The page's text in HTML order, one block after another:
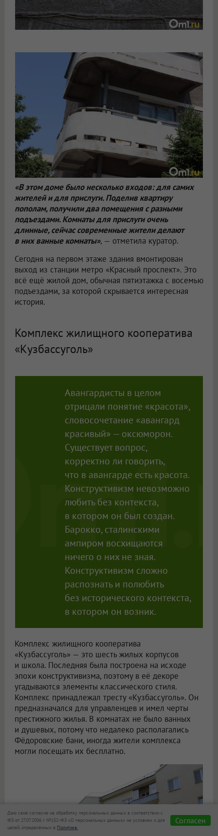
«В этом доме было несколько входов: для самих
жителей и для прислуги. Поделив квартиру
пополам, получили два помещения с разными
подъездами. Комнаты для прислуги очень
длинные, сейчас современные жители делают
в них ванные комнаты», — отметила куратор.
Сегодня на первом этаже здания вмонтирован
выход из станции метро «Красный проспект». Это
всё ещё жилой дом, обычная пятиэтажка с восемью
подъездами, за которой скрывается интересная
история.
Комплекс жилищного кооператива
«Кузбассуголь»
Авангардисты в целом
отрицали понятие «красота»,
словосочетание «авангард
красивый» — оксюморон.
Существует вопрос,
корректно ли говорить,
что в авангарде есть красота.
Конструктивизм невозможно
любить без контекста,
в котором он был создан.
Барокко, сталинскими
ампиром восхищаются
ничего о них не зная.
Конструктивизм сложно
распознать и полюбить
без исторического контекста,
в котором он возник.
Комплекс жилищного кооператива
«Кузбассуголь» — это шесть жилых корпусов
и школа. Последняя была построена на исходе
эпохи конструктивизма, поэтому в её декоре
угадываются элементы классического стиля.
Комплекс принадлежал тресту «Кузбассуголь». Он
предназначался для управленцев и имел черты
престижного жилья. В комнатах не было ванных
и душевых, потому что недалеко располагались
Фёдоровские бани, иногда жители комплекса
могли посещать их бесплатно.
Даю своё согласие на обработку персональных данных в соответствии с
ФЗ от 27.07.2006 г. №152-ФЗ «О персональных данных» на условиях и для
целей, определённых в Политике.
Согласен